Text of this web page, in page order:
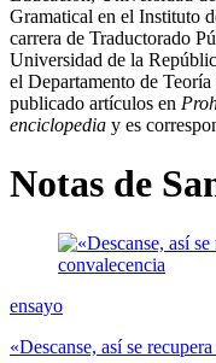
Gramatical en el Instituto
carrera de Traductorado
Universidad de la
el Departamento de
publicado artículos en
enciclopedia y es
Notas de
ensayo
«Descanse, así se